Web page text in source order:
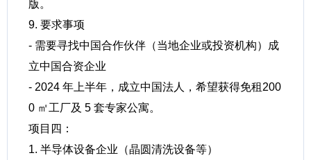
版。
9. 要求事项
- 需要寻找中国合作伙伴（当地企业或投资机构）成
立中国合资企业
- 2024 年上半年，成立中国法人，希望获得免租200
0 ㎡工厂及 5 套专家公寓。
项目四：
1. 半导体设备企业（晶圆清洗设备等）